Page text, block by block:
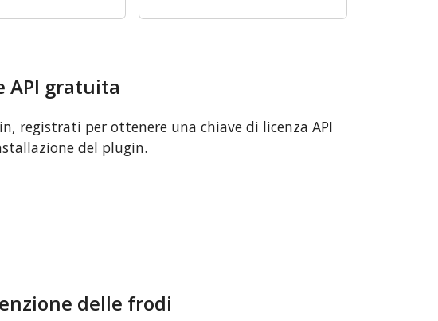
API gratuita
registrati per ottenere una chiave di licenza API
del plugin.
delle frodi